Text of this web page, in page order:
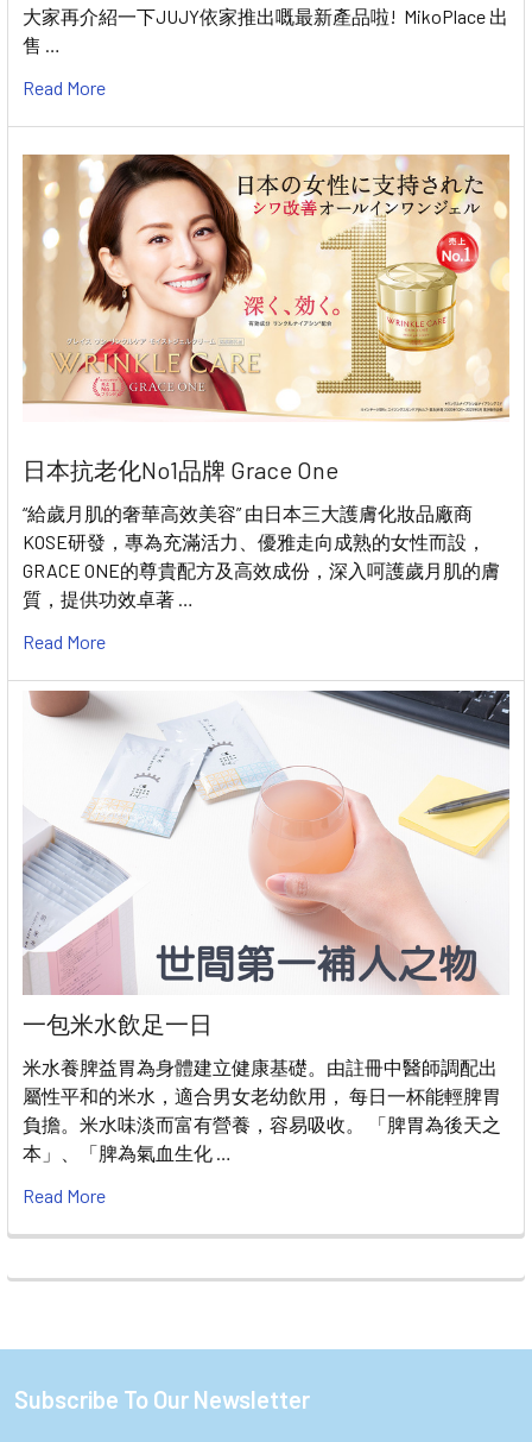
大家再介紹一下JUJY依家推出嘅最新產品啦! MikoPlace 出
售 …
Read More
日本抗老化No1品牌 Grace One
“給歲月肌的奢華高效美容” 由日本三大護膚化妝品廠商
KOSE研發，專為充滿活力、優雅走向成熟的女性而設，
GRACE ONE的尊貴配方及高效成份，深入呵護歲月肌的膚
質，提供功效卓著 …
Read More
一包米水飲足一日
米水養脾益胃為身體建立健康基礎。由註冊中醫師調配出
屬性平和的米水，適合男女老幼飲用， 每日一杯能輕脾胃
負擔。米水味淡而富有營養，容易吸收。 「脾胃為後天之
本」、「脾為氣血生化 …
Read More
Footer
Subscribe To Our Newsletter